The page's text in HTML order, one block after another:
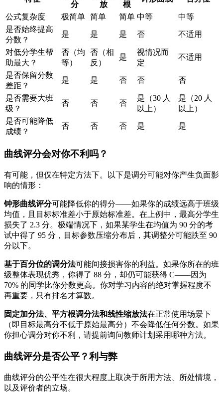
分
放
根
公式复杂度 极简单 简单 简单 中等
中等
是否始终提高
分数？
是 是 是 否 不适用
对低分学生帮
助最大？
否（均
等）
否（相
反）
是
视情况而
定
不适用
是否保留分数
差距？
是 是 否 否 否
是否需要大班
级？
否 否 否
是（30 人
以上）
是（20 人
以上）
是否可能降低
成绩？
否 否 否 是 是
曲线评分会对你不利吗？
有可能，但仅在特定方法下。以下是调分可能对你产生负面影
响的情形：
钟形曲线评分可能降低你的得分——如果你的成绩远高于班级
均值，且目标标准差小于原始标准差。在上例中，最高分学生
损失了 2.3 分。极端情况下，如果某学生在均值为 90 分的考
试中得了 95 分，目标参数压缩分布后，其调整分可能跌至 90
分以下。
基于百分位的调分法可能间接损害你的利益。如果你所在的班
级整体表现优秀，你得了 88 分，却仍可能获得 C——因为
70% 的同学比你分数更高。你对学习内容的绝对掌握程度不
再重要，只有排名才算数。
固定加分法、平方根调分法和线性缩放法在正常使用场景下
（即目标最高分不低于原始最高分）不会降低任何分数。如果
你担心调分对你不利，请提前询问教师计划采用哪种方法。
曲线评分是否公平？利与弊
曲线评分的公平性在很大程度上取决于所用方法、所处情境，
以及评价者的立场。